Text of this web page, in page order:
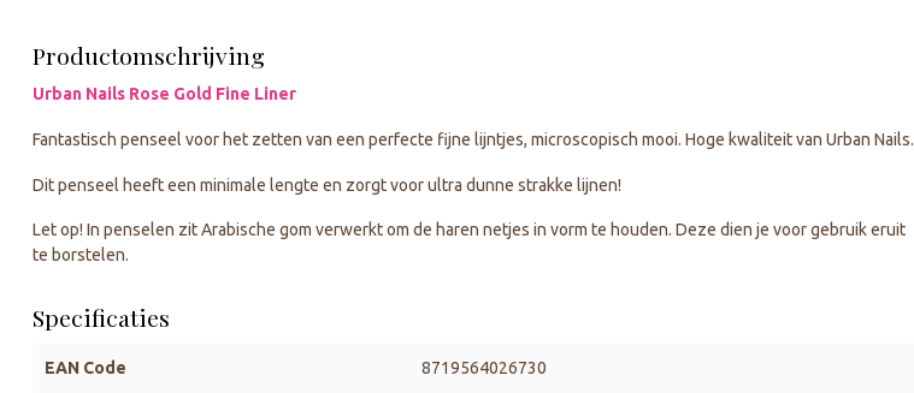
Productomschrijving
Urban Nails Rose Gold Fine Liner
Fantastisch penseel voor het zetten van een perfecte fijne lijntjes, microscopisch mooi. Hoge kwaliteit van Urban Nails.
Dit penseel heeft een minimale lengte en zorgt voor ultra dunne strakke lijnen!
Let op! In penselen zit Arabische gom verwerkt om de haren netjes in vorm te houden. Deze dien je voor gebruik eruit
te borstelen.
Specificaties
EAN Code 8719564026730